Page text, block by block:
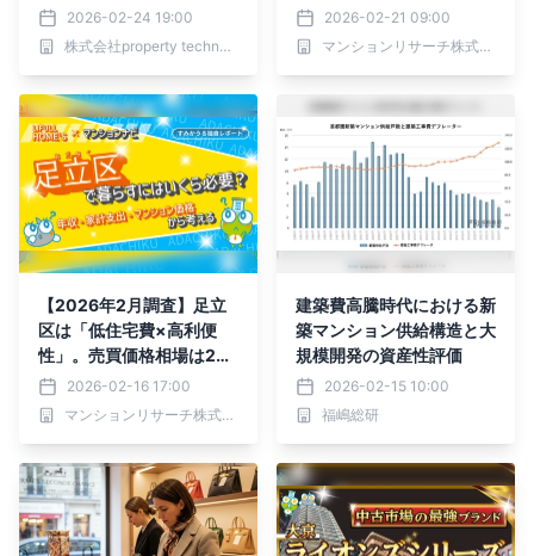
の？（第2回：家を持つこ
とのリスクを考える）｜P
ropTech-Lab
2026-02-24 19:00
株式会社property technologies
安定性” 「住みやすさと売
りやすさ」の秘密 ―
2026-02-21 09:00
マンションリサーチ株式会社
【2026年2月調査】足立
区は「低住宅費×高利便
性」。売買価格相場は23
区最安でも資産価値上昇の
理由
2026-02-16 17:00
マンションリサーチ株式会社
建築費高騰時代における新
築マンション供給構造と大
規模開発の資産性評価
2026-02-15 10:00
福嶋総研